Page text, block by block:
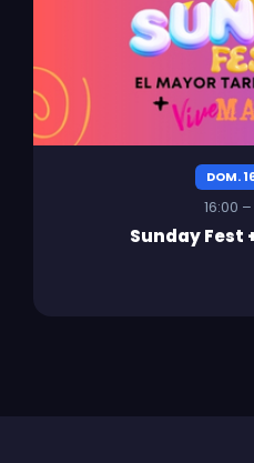
DOM.
16:00
Sunday Fest